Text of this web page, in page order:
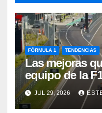
FÓRMULA 1 TENDENCIAS
Las mejoras
equipo de la
mitad de la
JUL 29, 2026